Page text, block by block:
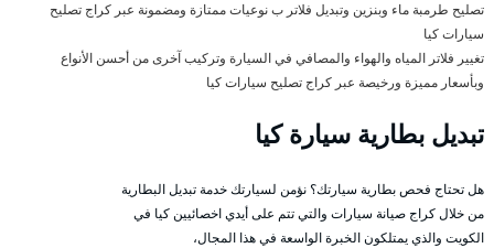
تصليح طرمبة ماء وبنزين وتبديل فلاتر ب نوعيات ممتازة ومضمونة عبر كراج تصليح
سيارات كيا
تغيير فلاتر المياه والهواء والمصافي في السيارة وتركيب آخرى من أحسن الأنواع
وبأسعار مميزة ورخيصة عبر كراج تصليح سيارات كيا
تبديل بطارية سيارة كيا
هل تحتاج فحص بطارية سيارتك؟ نؤمن لسيارتك خدمة تبديل البطارية
من خلال كراج صيانة سيارات والتي تتم على أيدي اخصائيين كيا في
الكويت والذي يمتلكون الخبرة الواسعة في هذا المجال،